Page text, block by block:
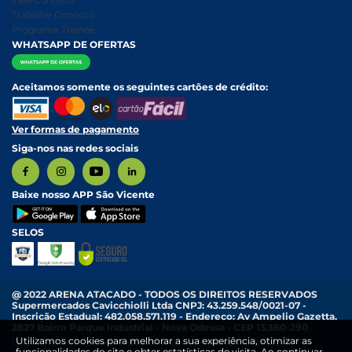
Relatório Transparência Salarial
Política de Pagamento
Trabalhe Conosco
Programa Trainee
WHATSAPP DE OFERTAS
Aceitamos somente os seguintes cartões de crédito:
Ver formas de pagamento
Siga-nos nas redes sociais
Baixe nosso APP São Vicente
SELOS
@ 2022 ARENA ATACADO - TODOS OS DIREITOS RESERVADOS
Supermercados Cavicchiolli Ltda CNPJ: 43.259.548/0021-07 -
Inscrição Estadual: 482.058.571.119 - Endereço: Av Ampelio Gazetta,
Os preços e condições exibidas nesta loja online são válidos
Utilizamos cookies para melhorar a sua experiência, otimizar as